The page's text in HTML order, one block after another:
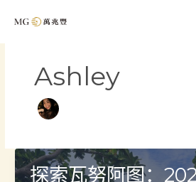
Ashley
探索瓦努阿图：